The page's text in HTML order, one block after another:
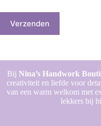
Verzenden
BijNina’s Handwork
creativiteit en liefde voor
van een warm welkom met
lekkers bij